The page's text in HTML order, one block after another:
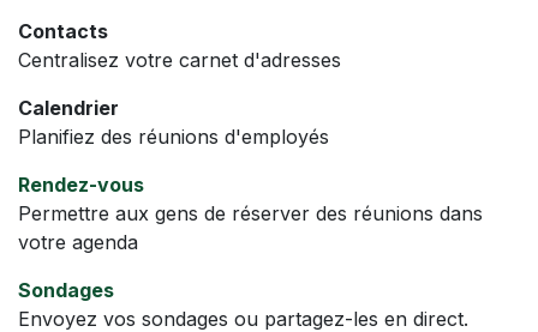
Contacts
Centralisez votre carnet d'adresses
Calendrier
Planifiez des réunions d'employés
Rendez-vous
Permettre aux gens de réserver des réunions dans
votre agenda
Sondages
Envoyez vos sondages ou partagez-les en direct.